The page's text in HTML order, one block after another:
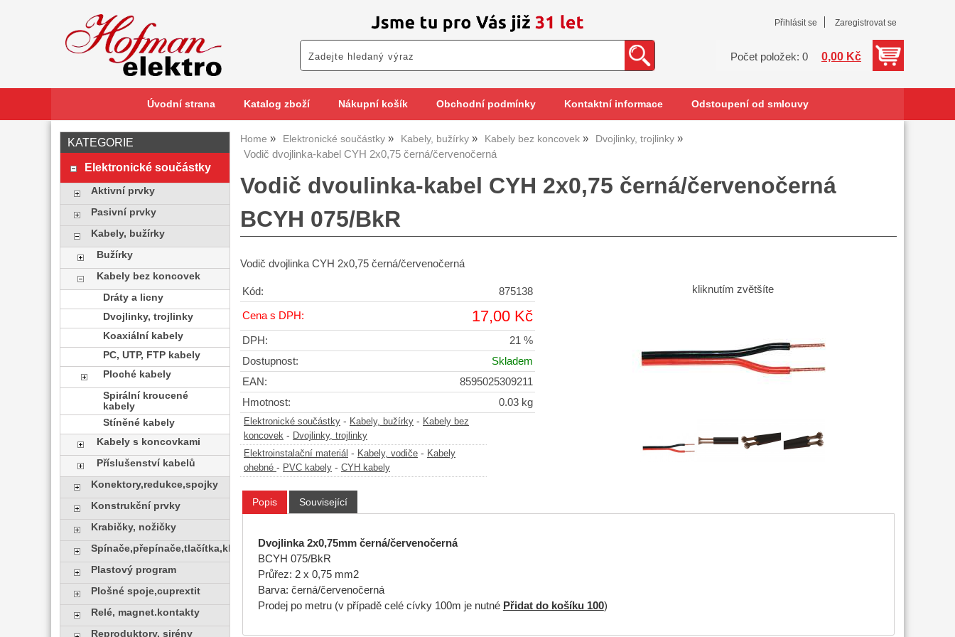
Přihlásit se Zaregistrovat se
Počet položek: 0 0,00 Kč
Úvodní strana Katalog zboží Nákupní košík Obchodní podmínky Kontaktní informace Odstoupení od smlouvy
Home Elektronické součástky Kabely, bužírky Kabely bez koncovek Dvojlinky, trojlinky
Vodič dvojlinka-kabel CYH 2x0,75 černá/červenočerná
Vodič dvoulinka-kabel CYH 2x0,75 černá/červenočerná
BCYH 075/BkR
Vodič dvojlinka CYH 2x0,75 černá/červenočerná
kliknutím zvětšíte
Kód: 875138
Cena s DPH: 17,00 Kč
DPH:
21 %
Dostupnost:
Skladem
EAN:
8595025309211
Hmotnost:
0.03 kg
Elektronické součástky - Kabely, bužírky - Kabely bez
koncovek - Dvojlinky, trojlinky
Elektroinstalační materiál - Kabely, vodiče - Kabely
ohebné - PVC kabely - CYH kabely
Popis Související
Dvojlinka 2x0,75mm černá/červenočerná
BCYH 075/BkR
Průřez: 2 x 0,75 mm2
Barva: černá/červenočerná
Prodej po metru (v případě celé cívky 100m je nutné Přidat do košíku 100)
KATEGORIE
Elektronické součástky
Aktivní prvky
Pasivní prvky
Kabely, bužírky
Bužírky
Kabely bez koncovek
Dráty a licny
Dvojlinky, trojlinky
Koaxiální kabely
PC, UTP, FTP kabely
Ploché kabely
Spirální kroucené
kabely
Stíněné kabely
Kabely s koncovkami
Příslušenství kabelů
Konektory,redukce,spojky
Konstrukční prvky
Krabičky, nožičky
Spínače,přepínače,tlačítka,klávesy
Plastový program
Plošné spoje,cuprextit
Relé, magnet.kontakty
Reproduktory, sirény